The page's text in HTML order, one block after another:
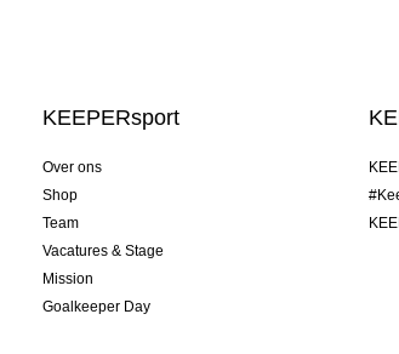
KEEPERsport
Over ons
Shop
Team
Vacatures & Stage
Mission
Goalkeeper Day